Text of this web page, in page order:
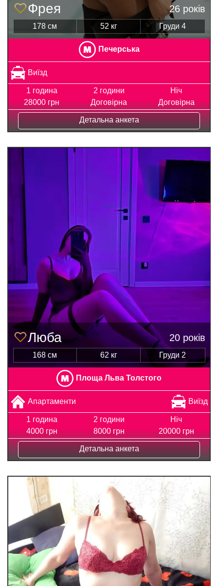
Фрея 26 років
178 см 52 кг Груди 4
Печерська
Виїзд
1 година
28000 грн
2 години
Договірна
Ніч
Договірна
Детальна анкета
Люба 20 років
168 см 62 кг Груди 2
Площа Льва Толстого
Апартаменти Виїзд
1 година
4000 грн
2 години
8000 грн
Ніч
20000 грн
Детальна анкета